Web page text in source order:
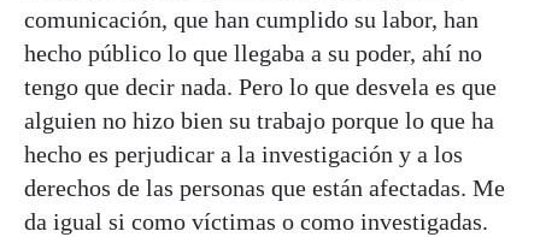
comunicación, que han cumplido su labor, han
hecho público lo que llegaba a su poder, ahí no
tengo que decir nada. Pero lo que desvela es que
alguien no hizo bien su trabajo porque lo que ha
hecho es perjudicar a la investigación y a los
derechos de las personas que están afectadas. Me
da igual si como víctimas o como investigadas.